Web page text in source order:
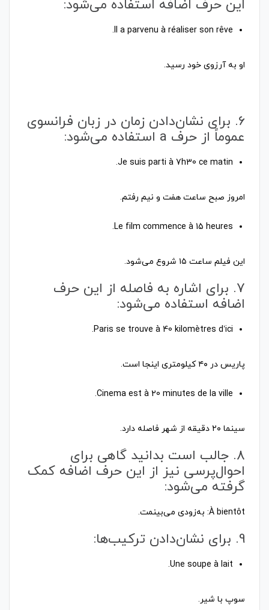
این حرف اضافه استفاده می‌شود:
او به آرزوی خود رسید.
6. برای نشان‌دادن زمان در زبان فرانسوی
عموماً از حرف a استفاده می‌شود:
امروز صبح ساعت هفت و نیم رفتم.
این فیلم ساعت ۱۵ شروع می‌شود.
7. برای اشاره به فاصله از این حرف
اضافه استفاده می‌شود:
پاریس در ۴۰ کیلومتری اینجا است.
سینما ۲۰ دقیقه از شهر فاصله دارد.
8. جالب است بدانید گاهی برای
احوال‌پرسی نیز از این حرف اضافه کمک
گرفته می‌شود:
9. برای نشان‌دادن ترکیب‌ها:
سوپ با شیر.